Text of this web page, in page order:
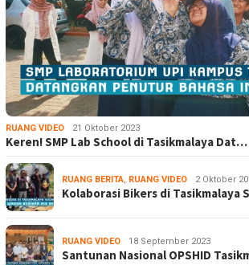
RUANG VIDEO 21 Oktober 2023
Keren! SMP Lab School di Tasikmalaya Dat…
RUANG BERITA, RUANG VIDEO 2 Oktober
Kolaborasi Bikers di Tasikmalaya
RUANG VIDEO 18 September 2023
Santunan Nasional OPSHID